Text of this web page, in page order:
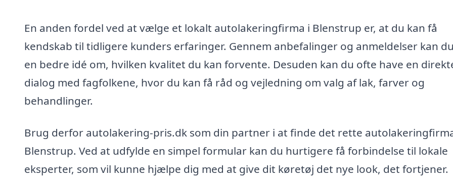
En anden fordel ved at vælge et lokalt autolakeringfirma i Blenstrup er, at du kan få
kendskab til tidligere kunders erfaringer. Gennem anbefalinger og anmeldelser kan
en bedre idé om, hvilken kvalitet du kan forvente. Desuden kan du ofte have en
dialog med fagfolkene, hvor du kan få råd og vejledning om valg af lak, farver og
behandlinger.
Brug derfor autolakering-pris.dk som din partner i at finde det rette
Blenstrup. Ved at udfylde en simpel formular kan du hurtigere få forbindelse til lokale
eksperter, som vil kunne hjælpe dig med at give dit køretøj det nye look, det fortjener.